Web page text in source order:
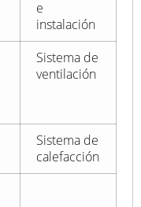
e
instalación
Sistema de
ventilación
Sistema de
calefacción